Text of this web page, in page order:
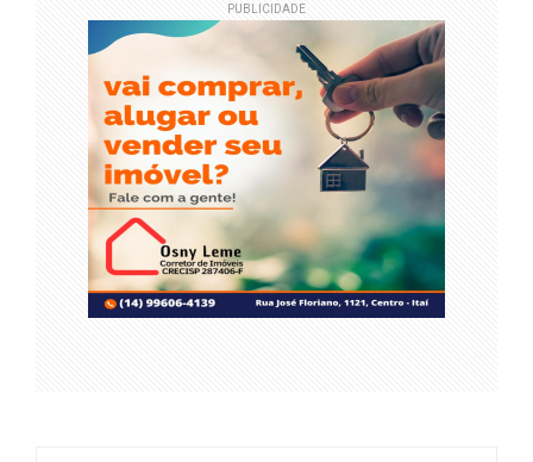
PUBLICIDADE